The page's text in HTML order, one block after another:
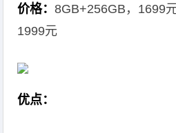
价格：8GB+256GB，1699
1999元
优点：